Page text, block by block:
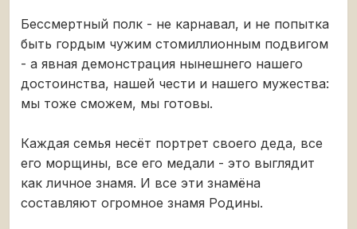
Бессмертный полк - не карнавал, и не попытка
быть гордым чужим стомиллионным подвигом
- а явная демонстрация нынешнего нашего
достоинства, нашей чести и нашего мужества:
мы тоже сможем, мы готовы.
Каждая семья несёт портрет своего деда, все
его морщины, все его медали - это выглядит
как личное знамя. И все эти знамёна
составляют огромное знамя Родины.